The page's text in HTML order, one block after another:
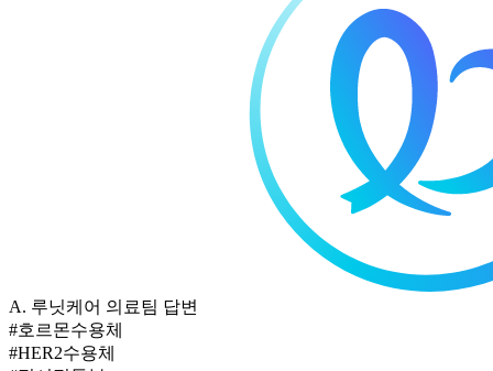
A. 루닛케어 의료팀 답변
#호르몬수용체
#HER2수용체